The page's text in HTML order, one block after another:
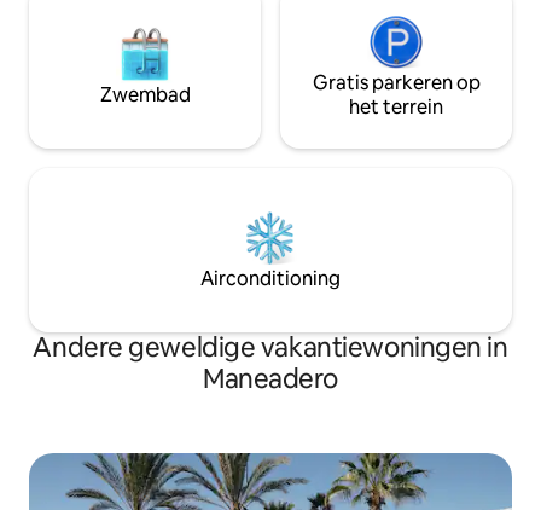
Zwembad
Gratis parkeren op
het terrein
Airconditioning
Andere geweldige vakantiewoningen in
Maneadero